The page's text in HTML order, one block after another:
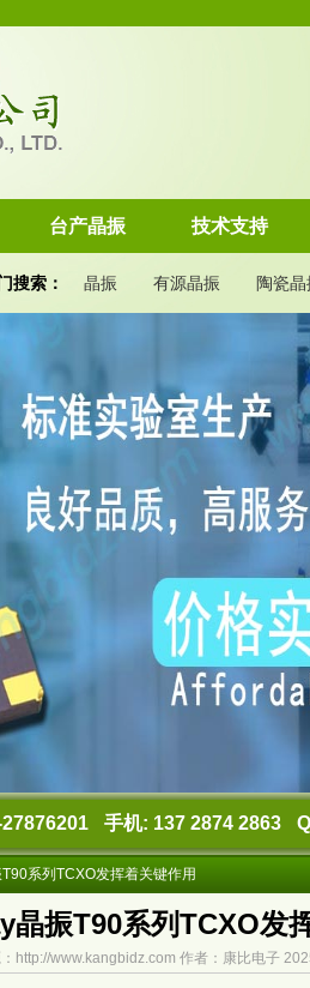
台产晶振 技术支持
搜索： 晶振 有源晶振 陶瓷晶
手机: 137 2874 2863
系列TCXO发挥着关键作用
晶振T90系列TCXO发
http://www.kangbidz.com 作者：康比电子